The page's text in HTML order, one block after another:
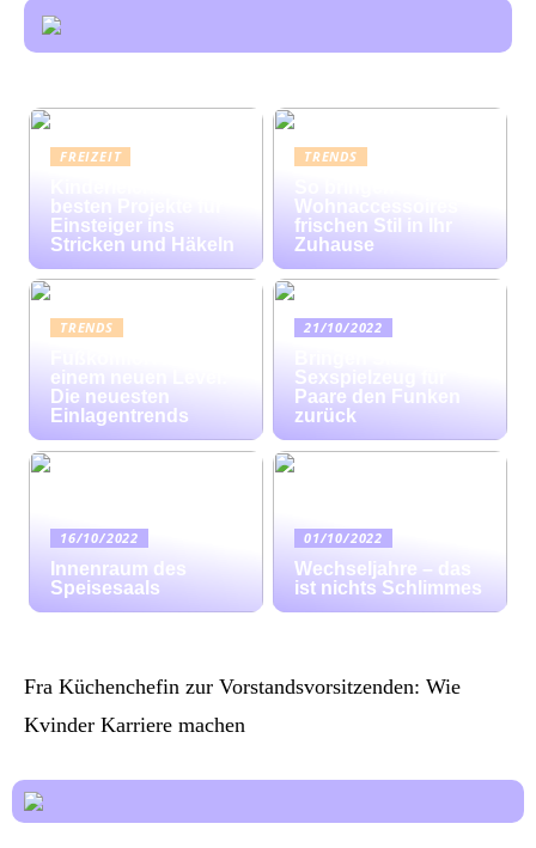
FREIZEIT
besten Projekte für
Einsteiger ins
Stricken und Häkeln
TRENDS
Wohnaccessoires
frischen Stil in Ihr
Zuhause
TRENDS
einem neuen Level:
Die neuesten
Einlagentrends
21/10/2022
Sexspielzeug für
Paare den Funken
zurück
16/10/2022
Innenraum des
Speisesaals
01/10/2022
Wechseljahre – das
ist nichts Schlimmes
Fra Küchenchefin zur Vorstandsvorsitzenden: Wie
Kvinder Karriere machen